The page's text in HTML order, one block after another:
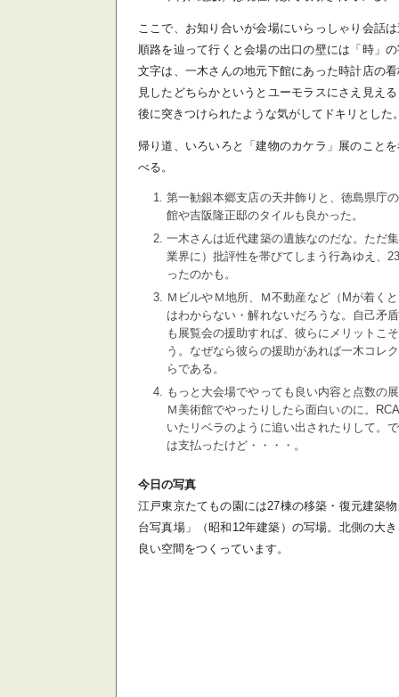
ここで、お知り合いが会場にいらっしゃり会話
順路を辿って行くと会場の出口の壁には「時」
文字は、一木さんの地元下館にあった時計店の
見したどちらかというとユーモラスにさえ見え
後に突きつけられたような気がしてドキリとした
帰り道、いろいろと「建物のカケラ」展のこと
べる。
第一勧銀本郷支店の天井飾りと、徳島県庁
館や吉阪隆正邸のタイルも良かった。
一木さんは近代建築の遺族なのだな。ただ
業界に）批評性を帯びてしまう行為ゆえ、
ったのかも。
ＭビルやＭ地所、Ｍ不動産など（Mが着く
はわからない・解れないだろうな。自己矛
も展覧会の援助すれば、彼らにメリットこ
う。なぜなら彼らの援助があれば一木コレ
らである。
もっと大会場でやっても良い内容と点数の
Ｍ美術館でやったりしたら面白いのに。
いたリベラのように追い出されたりして。
は支払ったけど・・・・。
今日の写真
江戸東京たてもの園には27棟の移築・復元建築
台写真場」（昭和12年建築）の写場。北側の大
良い空間をつくっています。